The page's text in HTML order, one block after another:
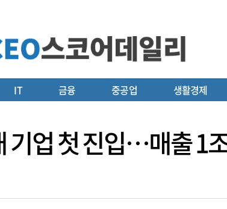
IT 금융 중공업 생활경제
기업 첫 진입…매출 1